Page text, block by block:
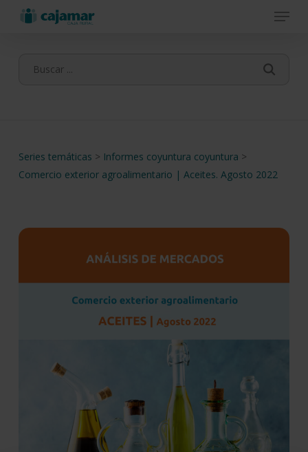
Menu
Series temáticas > Informes coyuntura coyuntura >
Comercio exterior agroalimentario | Aceites. Agosto 2022